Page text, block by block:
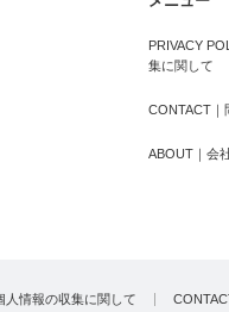
PRIVACY
集に関して
CONTACT｜
ABOUT｜会
人情報の収集に関して